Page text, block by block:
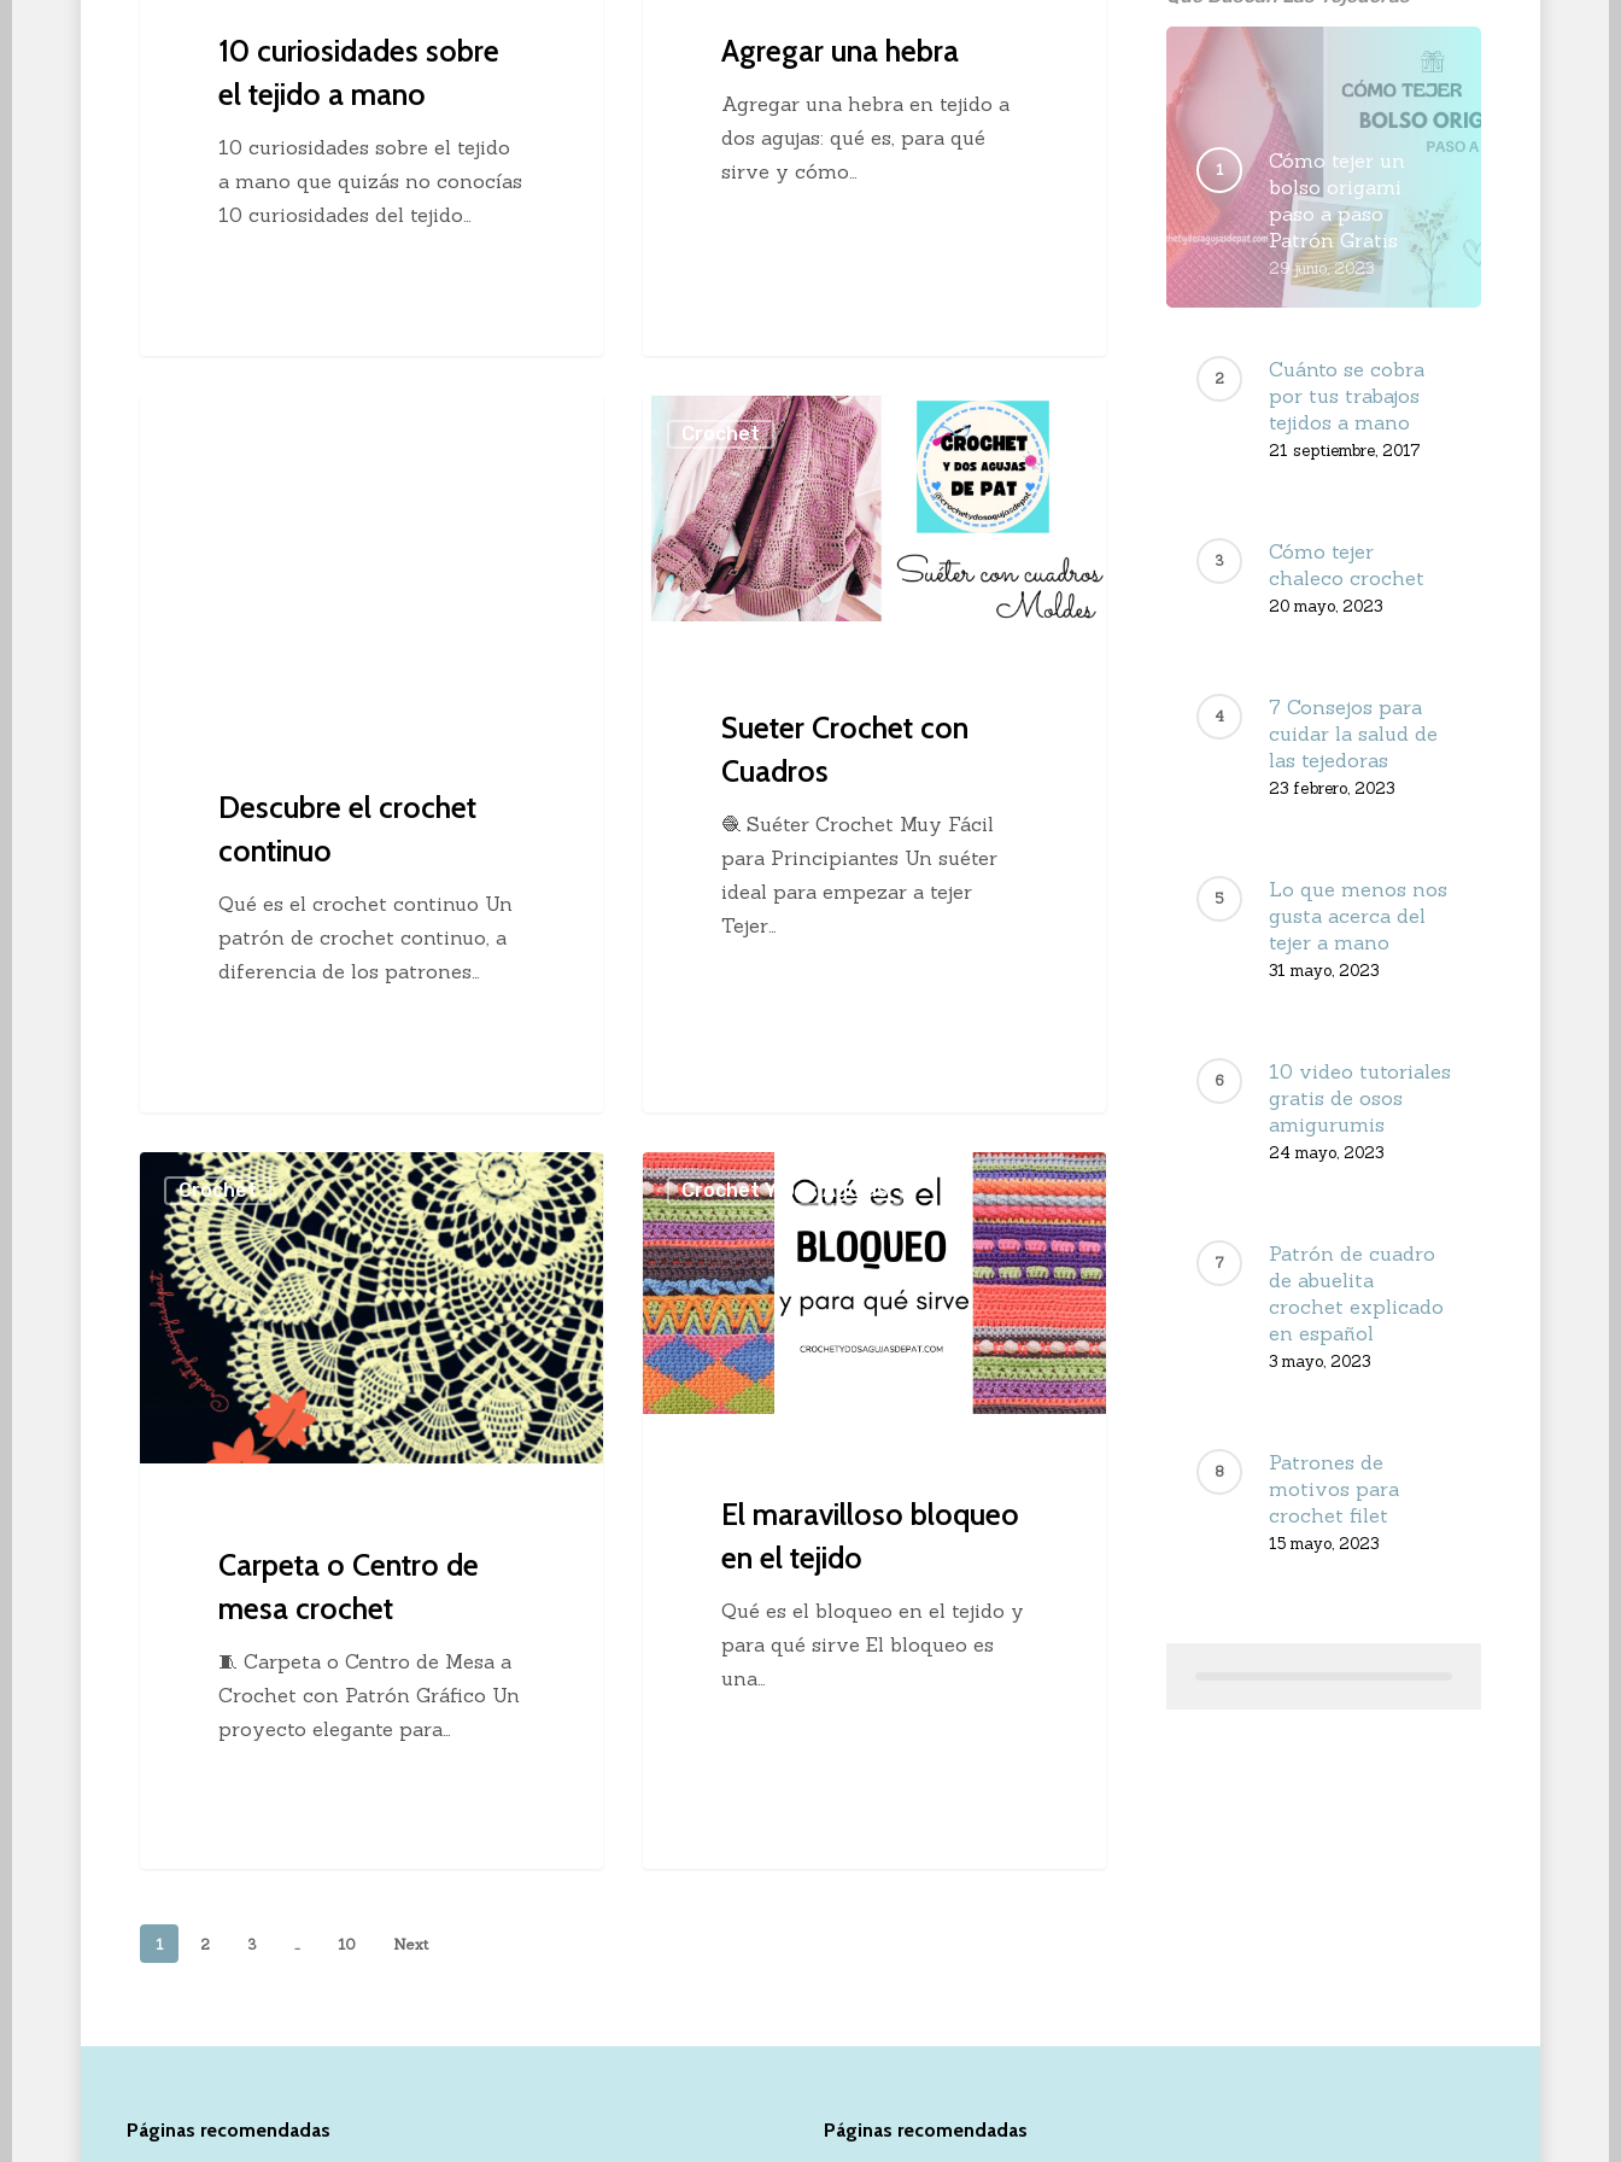
10 curiosidades sobre
el tejido a mano
10 curiosidades sobre el tejido
a mano que quizás no conocías
10 curiosidades del tejido…
Agregar una hebra
Agregar una hebra en tejido a
dos agujas: qué es, para qué
sirve y cómo…
Descubre el crochet
continuo
Qué es el crochet continuo Un
patrón de crochet continuo, a
diferencia de los patrones…
Crochet
con
Cuadros
Crochet
Sueter Crochet con
Cuadros
🧶 Suéter Crochet Muy Fácil
para Principiantes Un suéter
ideal para empezar a tejer
Tejer…
Carpeta
Centro
de
mesa
crochet
Crochet
Carpeta o Centro de
mesa crochet
🧵 Carpeta o Centro de Mesa a
Crochet con Patrón Gráfico Un
proyecto elegante para…
El
maravilloso
bloqueo
en
el
tejido
Crochet Y Dos Agujas
El maravilloso bloqueo
en el tejido
Qué es el bloqueo en el tejido y
para qué sirve El bloqueo es
una…
1 2 3 … 10 Next
Cómo tejer un
bolso origami
paso a paso
Patrón Gratis
29 junio, 2023
Cuánto se cobra
por tus trabajos
tejidos a mano
21 septiembre, 2017
Cómo tejer
chaleco crochet
20 mayo, 2023
7 Consejos para
cuidar la salud de
las tejedoras
23 febrero, 2023
Lo que menos nos
gusta acerca del
tejer a mano
31 mayo, 2023
10 video tutoriales
gratis de osos
amigurumis
24 mayo, 2023
Patrón de cuadro
de abuelita
crochet explicado
en español
3 mayo, 2023
Patrones de
motivos para
crochet filet
15 mayo, 2023
Páginas recomendadas Páginas recomendadas